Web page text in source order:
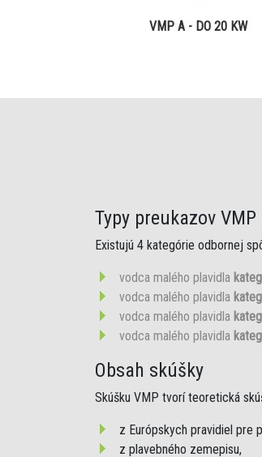
VMP A - DO 20 KW
Typy preukazov VMP
Existujú 4 kategórie odbornej
vodca malého plavidla
vodca malého plavidla
vodca malého plavidla
vodca malého plavidla
Obsah skúšky
Skúšku VMP tvorí teoretická
z Európskych pravidiel pre
z plavebného zemepisu,